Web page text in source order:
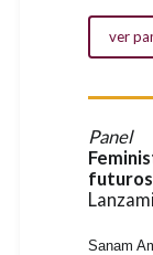
ver
Panel
Sanam